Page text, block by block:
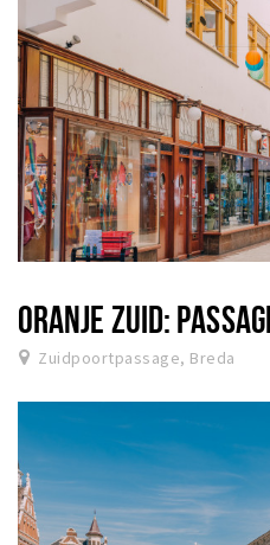
ORANJE ZUID:
Zuidpoortpassage, Breda